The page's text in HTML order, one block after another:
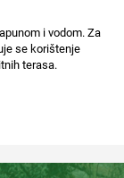
i vodom. Za
se korištenje
terasa.